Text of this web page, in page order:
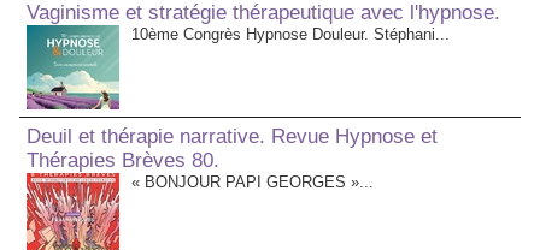
Vaginisme et stratégie thérapeutique avec l'hypnose.
10ème Congrès Hypnose Douleur. Stéphani...
Deuil et thérapie narrative. Revue Hypnose et
Thérapies Brèves 80.
« BONJOUR PAPI GEORGES »...